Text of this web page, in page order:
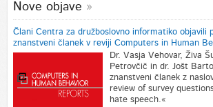
Nove objave
Člani Centra za družboslovno informatiko objavili
znanstveni članek v reviji Computers in Human
Dr. Vasja Vehovar, Živa
Petrovčič in dr. Jošt
znanstveni članek z
review of survey
hate speech.«